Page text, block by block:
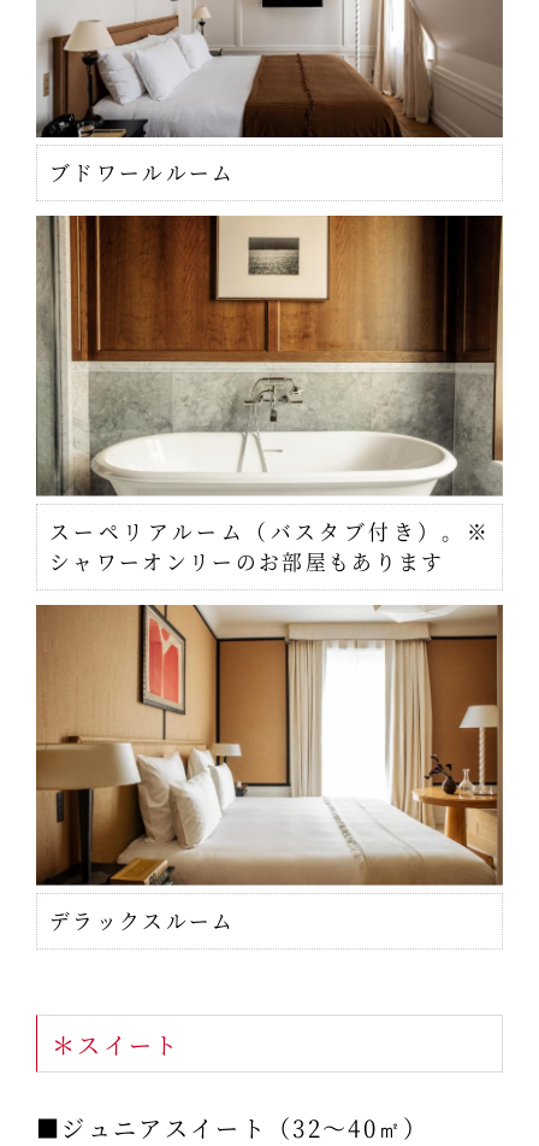
ブドワールルーム
スーペリアルーム（バスタブ付き）。※
シャワーオンリーのお部屋もあります
デラックスルーム
＊スイート
■ジュニアスイート（32～40㎡）